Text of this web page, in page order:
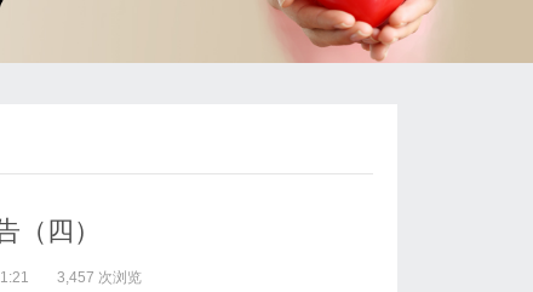
（四）
3,457 次浏览